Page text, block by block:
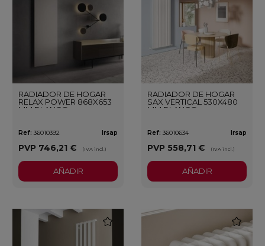
RADIADOR DE HOGAR
RELAX POWER 868X653
MM BLANCO
Ref: 36010392 Irsap
PVP 746,21 € (IVA incl.)
AÑADIR
RADIADOR DE HOGAR
SAX VERTICAL 530X480
MM BLANCO
Ref: 36010634 Irsap
PVP 558,71 € (IVA incl.)
AÑADIR
favorite